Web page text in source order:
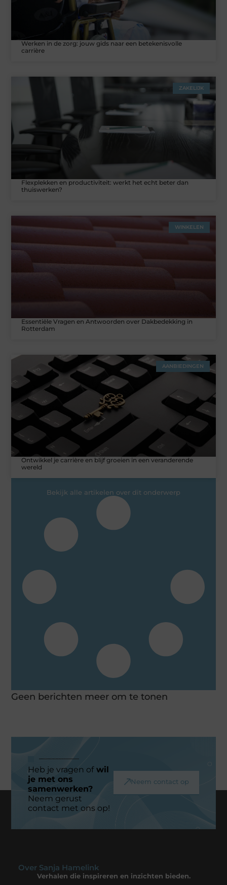
Werken in de zorg: jouw gids naar een betekenisvolle
carrière
ZAKELIJK
Flexplekken en productiviteit: werkt het echt beter dan
thuiswerken?
WINKELEN
Essentiële Vragen en Antwoorden over Dakbedekking in
Rotterdam
AANBIEDINGEN
Ontwikkel je carrière en blijf groeien in een veranderende
wereld
Bekijk alle artikelen over dit onderwerp
Geen berichten meer om te tonen
Heb je vragen ofwil
je met ons
samenwerken?
Neem gerust
contact met ons op!
Neem contact op
Over Sanja Hamelink
Verhalen die inspireren en inzichten bieden.